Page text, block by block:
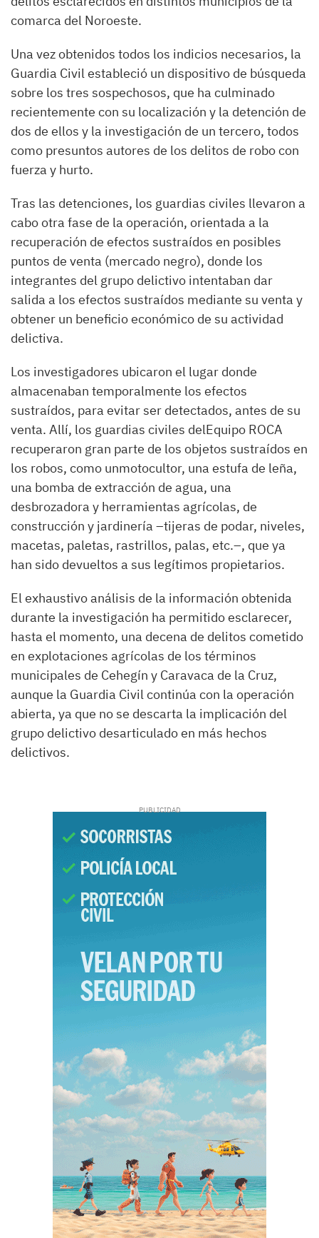
comarca del Noroeste.
Una vez obtenidos todos los indicios necesarios, la
Guardia Civil estableció un dispositivo de búsqueda
sobre los tres sospechosos, que ha culminado
recientemente con su localización y la detención de
dos de ellos y la investigación de un tercero, todos
como presuntos autores de los delitos de robo con
fuerza y hurto.
Tras las detenciones, los guardias civiles llevaron a
cabo otra fase de la operación, orientada a la
recuperación de efectos sustraídos en posibles
puntos de venta (mercado negro), donde los
integrantes del grupo delictivo intentaban dar
salida a los efectos sustraídos mediante su venta y
obtener un beneficio económico de su actividad
delictiva.
Los investigadores ubicaron el lugar donde
almacenaban temporalmente los efectos
sustraídos, para evitar ser detectados, antes de su
venta. Allí, los guardias civiles delEquipo ROCA
recuperaron gran parte de los objetos sustraídos en
los robos, como unmotocultor, una estufa de leña,
una bomba de extracción de agua, una
desbrozadora y herramientas agrícolas, de
construcción y jardinería –tijeras de podar, niveles,
macetas, paletas, rastrillos, palas, etc.–, que ya
han sido devueltos a sus legítimos propietarios.
El exhaustivo análisis de la información obtenida
durante la investigación ha permitido esclarecer,
hasta el momento, una decena de delitos cometido
en explotaciones agrícolas de los términos
municipales de Cehegín y Caravaca de la Cruz,
aunque la Guardia Civil continúa con la operación
abierta, ya que no se descarta la implicación del
grupo delictivo desarticulado en más hechos
delictivos.